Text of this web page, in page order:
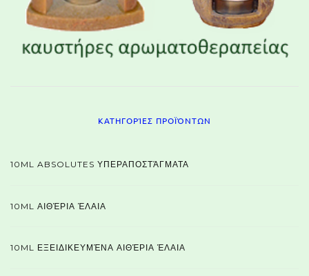
ΚΑΤΗΓΟΡΊΕΣ ΠΡΟΪΌΝΤΩΝ
10ML ABSOLUTES ΥΠΕΡΑΠΟΣΤΆΓΜΑΤΑ
10ML ΑΙΘΈΡΙΑ ΈΛΑΙΑ
10ML ΕΞΕΙΔΙΚΕΥΜΈΝΑ ΑΙΘΈΡΙΑ ΈΛΑΙΑ